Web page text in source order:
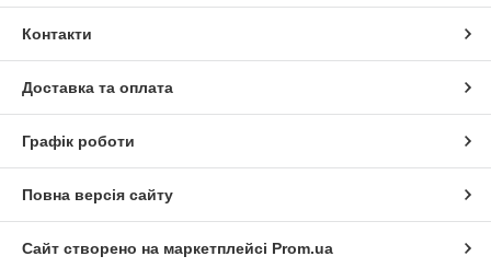
Контакти
Доставка та оплата
Графік роботи
Повна версія сайту
Сайт створено на маркетплейсі Prom.ua